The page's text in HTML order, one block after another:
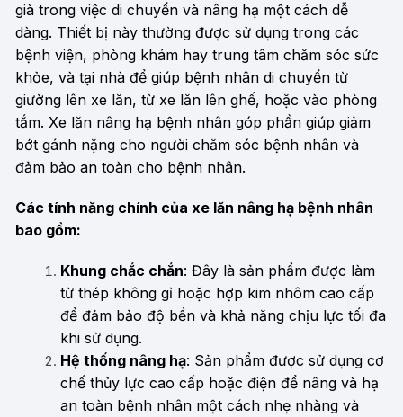
già trong việc di chuyển và nâng hạ một cách dễ
dàng. Thiết bị này thường được sử dụng trong các
bệnh viện, phòng khám hay trung tâm chăm sóc sức
khỏe, và tại nhà để giúp bệnh nhân di chuyển từ
giường lên xe lăn, từ xe lăn lên ghế, hoặc vào phòng
tắm. Xe lăn nâng hạ bệnh nhân góp phần giúp giảm
bớt gánh nặng cho người chăm sóc bệnh nhân và
đảm bảo an toàn cho bệnh nhân.
Các tính năng chính của xe lăn nâng hạ bệnh nhân
bao gồm:
Khung chắc chắn: Đây là sản phẩm được làm
từ thép không gỉ hoặc hợp kim nhôm cao cấp
để đảm bảo độ bền và khả năng chịu lực tối đa
khi sử dụng.
Hệ thống nâng hạ: Sản phẩm được sử dụng cơ
chế thủy lực cao cấp hoặc điện để nâng và hạ
an toàn bệnh nhân một cách nhẹ nhàng và